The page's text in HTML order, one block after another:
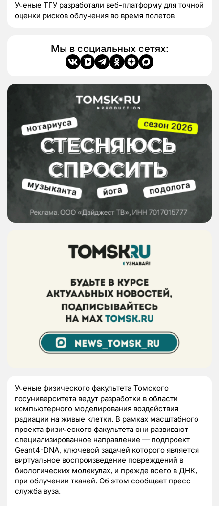
Ученые ТГУ разработали веб-платформу для точной
оценки рисков облучения во время полетов
Мы в социальных сетях:
Ученые физического факультета Томского
госуниверситета ведут разработки в области
компьютерного моделирования воздействия
радиации на живые клетки. В рамках масштабного
проекта физического факультета они развивают
специализированное направление — подпроект
Geant4-DNA, ключевой задачей которого является
виртуальное воспроизведение повреждений в
биологических молекулах, и прежде всего в ДНК,
при облучении тканей. Об этом сообщает пресс-
служба вуза.